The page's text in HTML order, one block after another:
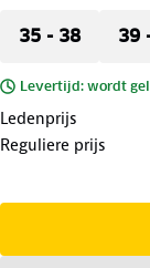
35 - 38 39
Levertijd: wordt
Ledenprijs
Reguliere prijs